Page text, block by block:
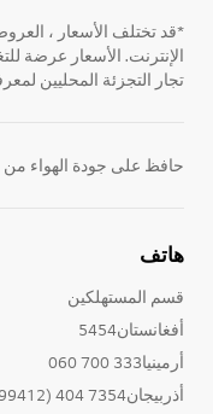
*قد تختلف الأسعار ،
الإنترنت. الأسعار عرضة
تجار التجزئة المحليين
هاتف
قسم المستهلكين
أفغانستان5454
أرمينيا333 700 060
أذربيجان7354 404 (99412+)